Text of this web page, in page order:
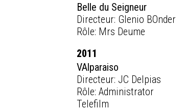
Belle du Seigneur
Directeur: Glenio BOnder
Rôle: Mrs Deume
2011
VAlparaiso
Directeur: JC Delpias
Rôle: Administrator
Telefilm